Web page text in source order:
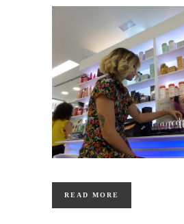
READ MORE